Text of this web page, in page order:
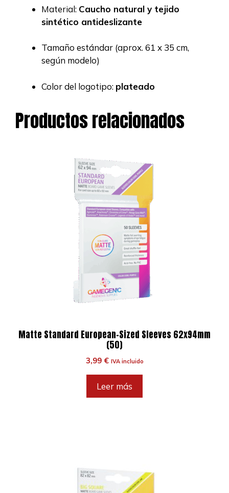
Material: Caucho natural y tejido
sintético antideslizante
Tamaño estándar (aprox. 61 x 35 cm,
según modelo)
Color del logotipo: plateado
Productos relacionados
Matte Standard European-Sized Sleeves 62x94mm
(50)
3,99 € IVA incluido
Leer más